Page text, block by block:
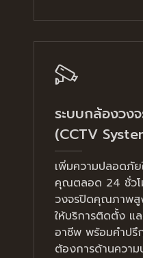
ระบบกล้องวง
(CCTV
เพิ่มความปลอดภั
คุณตลอด 24 ชั่วโ
วงจรปิดคุณภาพสู
ให้บริการติดตั้ง แ
อาชีพ พร้อมคำปรึ
ต้องการด้านควา